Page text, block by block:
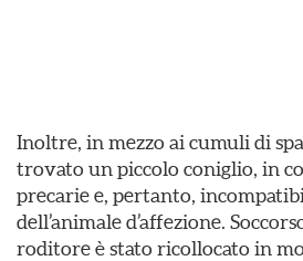
Inoltre, in mezzo ai cumuli di
trovato un piccolo coniglio, in
precarie e, pertanto,
dell’animale d’affezione.
roditore è stato ricollocato in